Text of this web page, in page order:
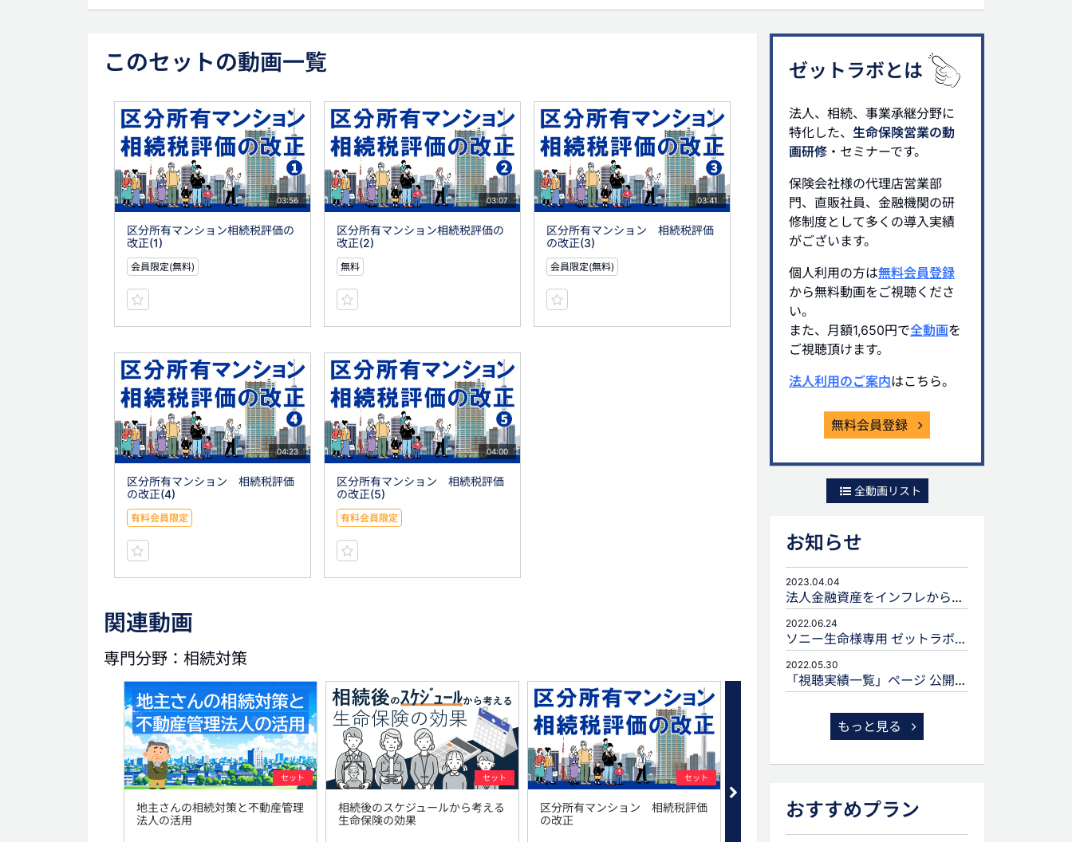
このセットの動画一覧
03:56
区分所有マンション相続税評価の
改正(1)
会員限定(無料)
03:07
区分所有マンション相続税評価の
改正(2)
無料
03:41
区分所有マンション 相続税評価
の改正(3)
会員限定(無料)
04:23
区分所有マンション 相続税評価
の改正(4)
有料会員限定
04:00
区分所有マンション 相続税評価
の改正(5)
有料会員限定
関連動画
専門分野：相続対策
セット
地主さんの相続対策と不動産管理
法人の活用
セット
相続後のスケジュールから考える
生命保険の効果
セット
区分所有マンション 相続税評価
の改正
新NISAをふまえた生命保険提案
ゼットラボとは
法人、相続、事業承継分野に
特化した、 生命保険営業の動
画研修 ・セミナーです。
保険会社様の代理店営業部
門、直販社員、金融機関の研
修制度として多くの導入実績
がございます。
個人利用の方は無料会員登録
から無料動画をご視聴くださ
い。
また、月額1,650円で全動画を
ご視聴頂けます。
法人利用のご案内はこちら。
無料会員登録
全動画リスト
お知らせ
2023.04.04
法人金融資産をインフレから守るための生命保険活用
2022.06.24
ソニー生命様専用 ゼットラボforLIFEPLANNERのご案内
2022.05.30
「視聴実績一覧」ページ 公開のお知らせ
もっと見る
おすすめプラン